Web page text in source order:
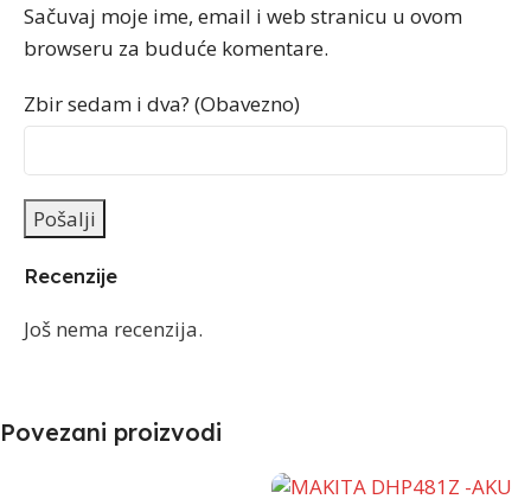
Recenzije
Još nema recenzija.
Sačuvaj moje ime, email i web stranicu u ovom
browseru za buduće komentare.
Zbir sedam i dva? (Obavezno)
Povezani proizvodi